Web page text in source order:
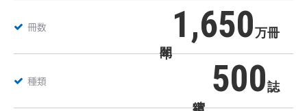
冊数 1,650万冊
種類 500誌